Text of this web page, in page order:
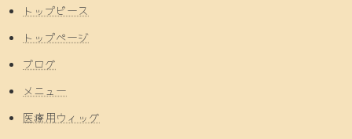
トップピース
トップページ
ブログ
メニュー
医療用ウィッグ